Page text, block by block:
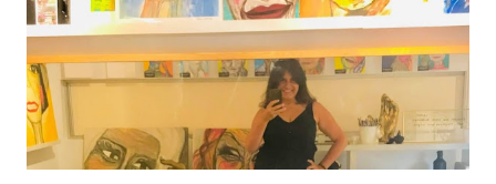
importante lê-lo, mas também acredito que devo tentar
para espalhar a palavra o mais amplamente possível. E é
por isso que não só trago aqui, mas também em outro
grande blog como o #PildorasGBE de @semeg_es , onde
além de facilitar a atualização em artigos...